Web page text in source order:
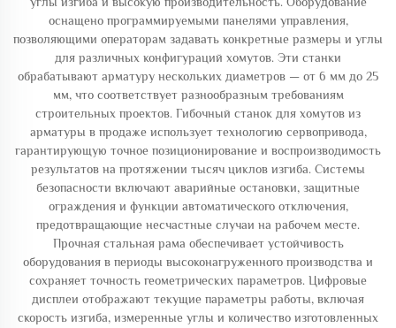
оснащено программируемыми панелями управления,
позволяющими операторам задавать конкретные размеры и углы
для различных конфигураций хомутов. Эти станки
обрабатывают арматуру нескольких диаметров — от 6 мм до 25
мм, что соответствует разнообразным требованиям
строительных проектов. Гибочный станок для хомутов из
арматуры в продаже использует технологию сервопривода,
гарантирующую точное позиционирование и воспроизводимость
результатов на протяжении тысяч циклов изгиба. Системы
безопасности включают аварийные остановки, защитные
ограждения и функции автоматического отключения,
предотвращающие несчастные случаи на рабочем месте.
Прочная стальная рама обеспечивает устойчивость
оборудования в периоды высоконагруженного производства и
сохраняет точность геометрических параметров. Цифровые
дисплеи отображают текущие параметры работы, включая
скорость изгиба, измеренные углы и количество изготовленных